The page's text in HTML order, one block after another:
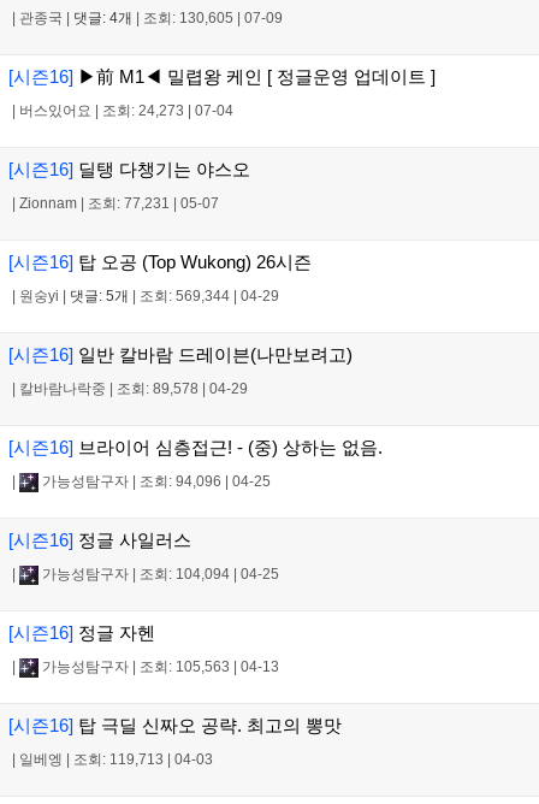
| 관종국 | 댓글: 4개 | 조회: 130,605 | 07-09
[시즌16] ▶前 M1◀ 밀렵왕 케인 [ 정글운영 업데이트 ]
| 버스있어요 | 조회: 24,273 | 07-04
[시즌16] 딜탱 다챙기는 야스오
| Zionnam | 조회: 77,231 | 05-07
[시즌16] 탑 오공 (Top Wukong) 26시즌
| 원숭yi | 댓글: 5개 | 조회: 569,344 | 04-29
[시즌16] 일반 칼바람 드레이븐(나만보려고)
| 칼바람나락중 | 조회: 89,578 | 04-29
[시즌16] 브라이어 심층접근! - (중) 상하는 없음.
| 가능성탐구자 | 조회: 94,096 | 04-25
[시즌16] 정글 사일러스
| 가능성탐구자 | 조회: 104,094 | 04-25
[시즌16] 정글 자헨
| 가능성탐구자 | 조회: 105,563 | 04-13
[시즌16] 탑 극딜 신짜오 공략. 최고의 뽕맛
| 일베엥 | 조회: 119,713 | 04-03